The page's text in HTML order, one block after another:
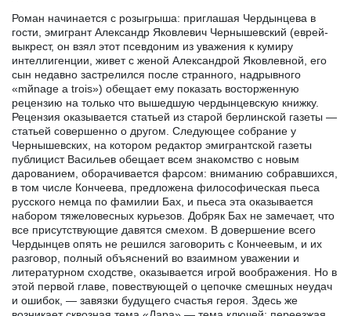
Роман начинается с розыгрыша: приглашая Чердынцева в
гости, эмигрант Александр Яковлевич Чернышевский (еврей-
выкрест, он взял этот псевдоним из уважения к кумиру
интеллигенции, живет с женой Александрой Яковлевной, его
сын недавно застрелился после странного, надрывного
«mйnage а trois») обещает ему показать восторженную
рецензию на только что вышедшую чердынцевскую книжку.
Рецензия оказывается статьей из старой берлинской газеты —
статьей совершенно о другом. Следующее собрание у
Чернышевских, на котором редактор эмигрантской газеты
публицист Васильев обещает всем знакомство с новым
дарованием, оборачивается фарсом: вниманию собравшихся,
в том числе Кончеева, предложена философическая пьеса
русского немца по фамилии Бах, и пьеса эта оказывается
набором тяжеловесных курьезов. Добряк Бах не замечает, что
все присутствующие давятся смехом. В довершение всего
Чердынцев опять не решился заговорить с Кончеевым, и их
разговор, полный объяснений во взаимном уважении и
литературном сходстве, оказывается игрой воображения. Но в
этой первой главе, повествующей о цепочке смешных неудач
и ошибок, — завязки будущего счастья героя. Здесь же